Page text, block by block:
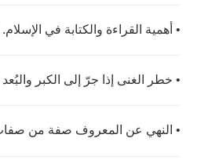
• أهمية القراءة والكتابة في الإسلام.
• خطر الغنى إذا جرّ إلى الكبر
• النهي عن المعروف صفة من